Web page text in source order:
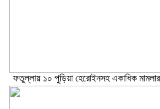
ফতুল্লায় ১০ পুড়িয়া হেরোইনসহ একাধিক